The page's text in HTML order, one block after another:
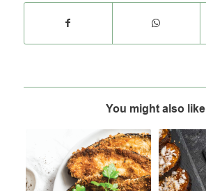
You might also like